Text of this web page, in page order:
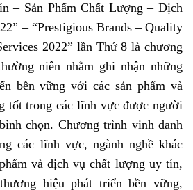
– Sản Phẩm Chất Lượng – Dịch
– “Prestigious Brands – Quality
2022” lần Thứ 8 là chương
niên nhằm ghi nhận những
bền vững với các sản phẩm và
tốt trong các lĩnh vực được người
chọn. Chương trình vinh danh
các lĩnh vực, ngành nghề khác
và dịch vụ chất lượng uy tín,
hiệu phát triển bền vững,